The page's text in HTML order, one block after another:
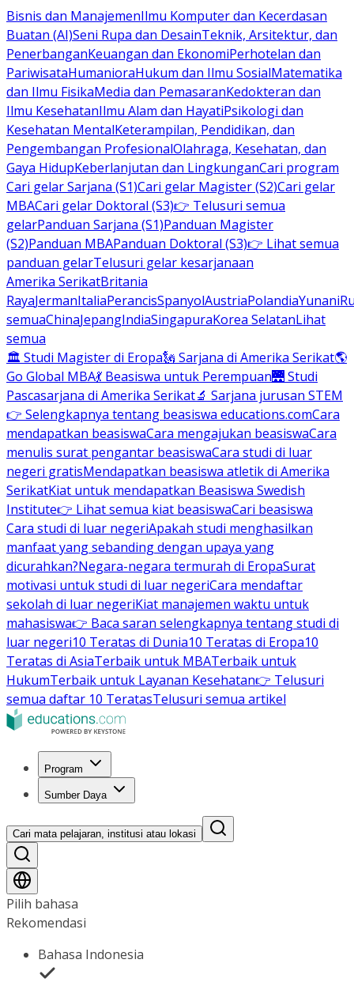
Bisnis dan ManajemenIlmu Komputer dan Kecerdasan
Buatan (AI)Seni Rupa dan DesainTeknik, Arsitektur, dan
PenerbanganKeuangan dan EkonomiPerhotelan dan
PariwisataHumanioraHukum dan Ilmu SosialMatematika
dan Ilmu FisikaMedia dan PemasaranKedokteran dan
Ilmu KesehatanIlmu Alam dan HayatiPsikologi dan
Kesehatan MentalKeterampilan, Pendidikan, dan
Pengembangan ProfesionalOlahraga, Kesehatan, dan
Gaya HidupKeberlanjutan dan LingkunganCari program
Cari gelar Sarjana (S1)Cari gelar Magister (S2)Cari gelar
MBACari gelar Doktoral (S3)👉 Telusuri semua
gelarPanduan Sarjana (S1)Panduan Magister
(S2)Panduan MBAPanduan Doktoral (S3)👉 Lihat semua
panduan gelarTelusuri gelar kesarjanaan
Amerika SerikatBritania
RayaJermanItaliaPerancisSpanyolAustriaPolandiaYunani
semuaChinaJepangIndiaSingapuraKorea SelatanLihat
semua
🏛 Studi Magister di Eropa🗽 Sarjana di Amerika Serikat🌎
Go Global MBA💃 Beasiswa untuk Perempuan🌉 Studi
Pascasarjana di Amerika Serikat🔬 Sarjana jurusan STEM
👉 Selengkapnya tentang beasiswa educations.comCara
mendapatkan beasiswaCara mengajukan beasiswaCara
menulis surat pengantar beasiswaCara studi di luar
negeri gratisMendapatkan beasiswa atletik di Amerika
SerikatKiat untuk mendapatkan Beasiswa Swedish
Institute👉 Lihat semua kiat beasiswaCari beasiswa
Cara studi di luar negeriApakah studi menghasilkan
manfaat yang sebanding dengan upaya yang
dicurahkan?Negara-negara termurah di EropaSurat
motivasi untuk studi di luar negeriCara mendaftar
sekolah di luar negeriKiat manajemen waktu untuk
mahasiswa👉 Baca saran selengkapnya tentang studi di
luar negeri10 Teratas di Dunia10 Teratas di Eropa10
Teratas di AsiaTerbaik untuk MBATerbaik untuk
HukumTerbaik untuk Layanan Kesehatan👉 Telusuri
semua daftar 10 TeratasTelusuri semua artikel
Program
Sumber Daya
Cari mata pelajaran, institusi atau lokasi
Pilih bahasa
Rekomendasi
Bahasa Indonesia